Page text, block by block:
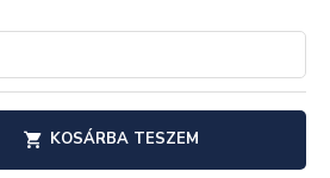
KOSÁRBA TESZEM